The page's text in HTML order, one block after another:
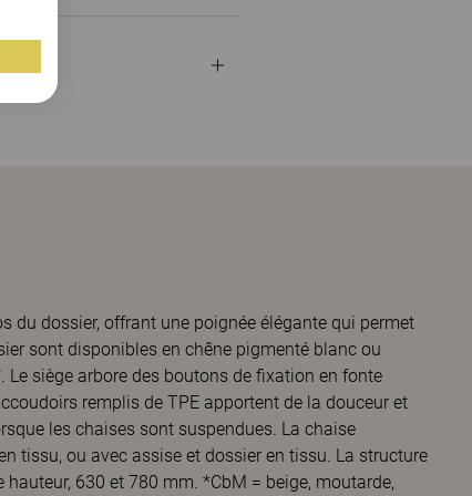
du dossier, offrant une poignée élégante qui permet
sont disponibles en chêne pigmenté blanc ou
siège arbore des boutons de fixation en fonte
remplis de TPE apportent de la douceur et
les chaises sont suspendues. La chaise
tissu, ou avec assise et dossier en tissu. La structure
630 et 780 mm. *CbM = beige, moutarde,